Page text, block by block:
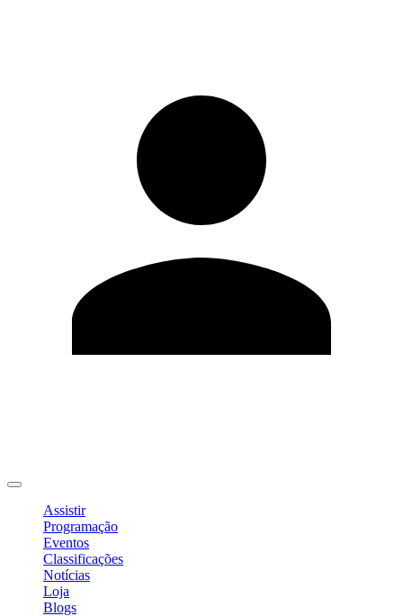
Assistir
Programação
Eventos
Classificações
Notícias
Loja
Blogs